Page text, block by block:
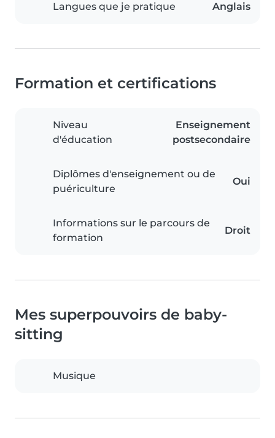
Langues que je pratique Anglais
Formation et certifications
Niveau
d'éducation
Enseignement
postsecondaire
Diplômes d'enseignement ou de
puériculture
Oui
Informations sur le parcours de
formation
Droit
Mes superpouvoirs de baby-
sitting
Musique